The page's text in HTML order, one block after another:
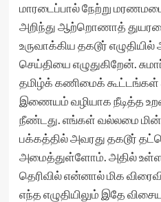
மாரடைப்பால் நேற்று
அறிந்து ஆற்றொணாத்
உருவாக்கிய தகடூர்
செய்தியை எழுதுகிறேன்.
தமிழ்க் கணிமைக் கூட்டங்கள்
இணையம் வழியாக நீடித்த
நீண்டது. எங்கள் வல்லமை
பக்கத்தில் அவரது தகடூர்
அமைத்துள்ளோம். அதில் உள்ள
தெரிவில் என்னால் மிக
எந்த எழுதியிலும் இதே